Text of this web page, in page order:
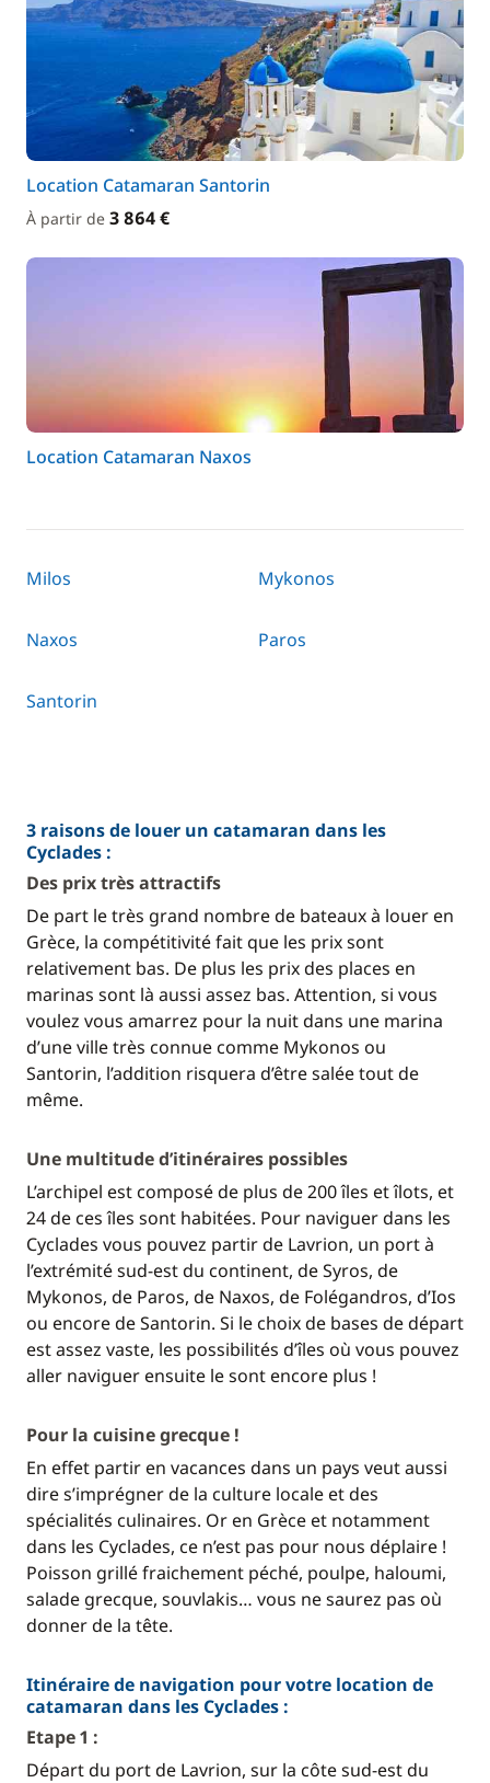
Location Catamaran Santorin
À partir de 3 864 €
Location Catamaran Naxos
Milos Mykonos
Naxos Paros
Santorin
3 raisons de louer un catamaran dans les
Cyclades :
Des prix très attractifs
De part le très grand nombre de bateaux à louer en
Grèce, la compétitivité fait que les prix sont
relativement bas. De plus les prix des places en
marinas sont là aussi assez bas. Attention, si vous
voulez vous amarrez pour la nuit dans une marina
d’une ville très connue comme Mykonos ou
Santorin, l’addition risquera d’être salée tout de
même.
Une multitude d’itinéraires possibles
L’archipel est composé de plus de 200 îles et îlots, et
24 de ces îles sont habitées. Pour naviguer dans les
Cyclades vous pouvez partir de Lavrion, un port à
l’extrémité sud-est du continent, de Syros, de
Mykonos, de Paros, de Naxos, de Folégandros, d’Ios
ou encore de Santorin. Si le choix de bases de départ
est assez vaste, les possibilités d’îles où vous pouvez
aller naviguer ensuite le sont encore plus !
Pour la cuisine grecque !
En effet partir en vacances dans un pays veut aussi
dire s’imprégner de la culture locale et des
spécialités culinaires. Or en Grèce et notamment
dans les Cyclades, ce n’est pas pour nous déplaire !
Poisson grillé fraichement péché, poulpe, haloumi,
salade grecque, souvlakis… vous ne saurez pas où
donner de la tête.
Itinéraire de navigation pour votre location de
catamaran dans les Cyclades :
Etape 1 :
Départ du port de Lavrion, sur la côte sud-est du